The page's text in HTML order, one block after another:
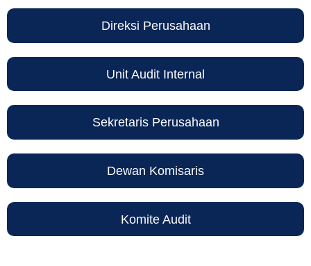
Direksi Perusahaan
Unit Audit Internal
Sekretaris Perusahaan
Dewan Komisaris
Komite Audit